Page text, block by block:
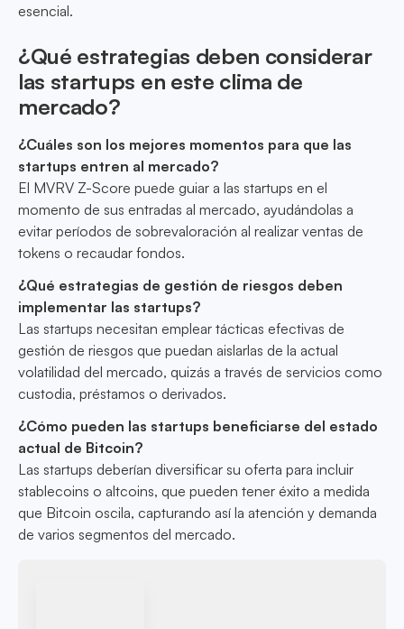
esencial.
¿Qué estrategias deben considerar
las startups en este clima de
mercado?
¿Cuáles son los mejores momentos para que las
startups entren al mercado?
El MVRV Z-Score puede guiar a las startups en el
momento de sus entradas al mercado, ayudándolas a
evitar períodos de sobrevaloración al realizar ventas de
tokens o recaudar fondos.
¿Qué estrategias de gestión de riesgos deben
implementar las startups?
Las startups necesitan emplear tácticas efectivas de
gestión de riesgos que puedan aislarlas de la actual
volatilidad del mercado, quizás a través de servicios como
custodia, préstamos o derivados.
¿Cómo pueden las startups beneficiarse del estado
actual de Bitcoin?
Las startups deberían diversificar su oferta para incluir
stablecoins o altcoins, que pueden tener éxito a medida
que Bitcoin oscila, capturando así la atención y demanda
de varios segmentos del mercado.